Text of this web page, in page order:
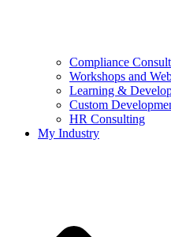
Compliance
Workshops and
Learning &
Custom
HR Consulting
My Industry